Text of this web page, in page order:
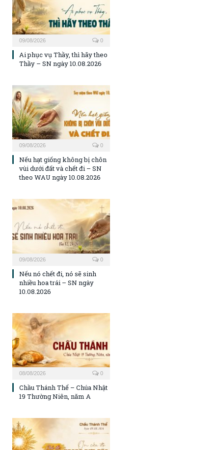
09/08/2026 0
Ai phục vụ Thầy, thì hãy theo
Thầy – SN ngày 10.08.2026
09/08/2026 0
Nếu hạt giống không bị chôn
vùi dưới đất và chết đi – SN
theo WAU ngày 10.08.2026
09/08/2026 0
Nếu nó chết đi, nó sẽ sinh
nhiều hoa trái – SN ngày
10.08.2026
08/08/2026 0
Chầu Thánh Thể – Chúa Nhật
19 Thường Niên, năm A